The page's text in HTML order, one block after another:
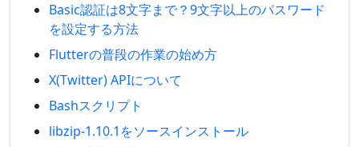
Basic認証は8文字まで？9文字以上のパスワード
を設定する方法
Flutterの普段の作業の始め方
X(Twitter) APIについて
Bashスクリプト
libzip-1.10.1をソースインストール